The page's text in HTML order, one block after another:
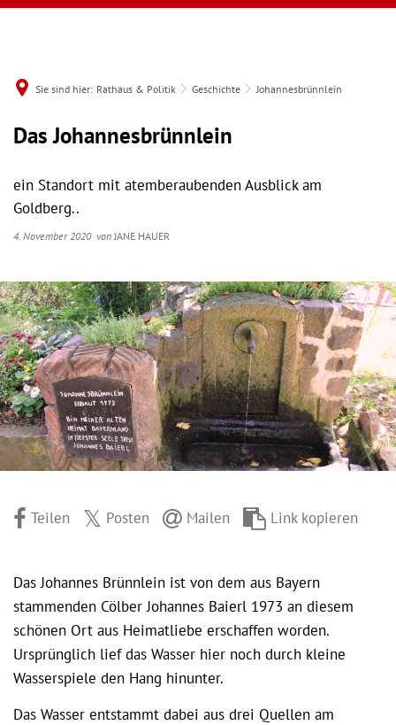
Sie sind hier: Rathaus & Politik Geschichte Johannesbrünnlein
Das Johannesbrünnlein
ein Standort mit atemberaubenden Ausblick am
Goldberg..
4. November 2020 vonJANE HAUER
Teilen Posten Mailen Link kopieren
Das Johannes Brünnlein ist von dem aus Bayern
stammenden Cölber Johannes Baierl 1973 an diesem
schönen Ort aus Heimatliebe erschaffen worden.
Ursprünglich lief das Wasser hier noch durch kleine
Wasserspiele den Hang hinunter.
Das Wasser entstammt dabei aus drei Quellen am